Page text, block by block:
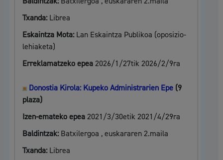
Txanda: Librea
Eskaintza Mota: Lan Eskaintza Publikoa (oposizio-
lehiaketa)
Erreklamatzeko epea 2026/1/27tik 2026/2/9ra
Donostia Kirola: Kupeko Administrarien Epe(9
plaza)
Izen-emateko epea 2021/3/30etik 2021/4/29ra
Baldintzak: Batxilergoa , euskararen 2.maila
Txanda: Librea